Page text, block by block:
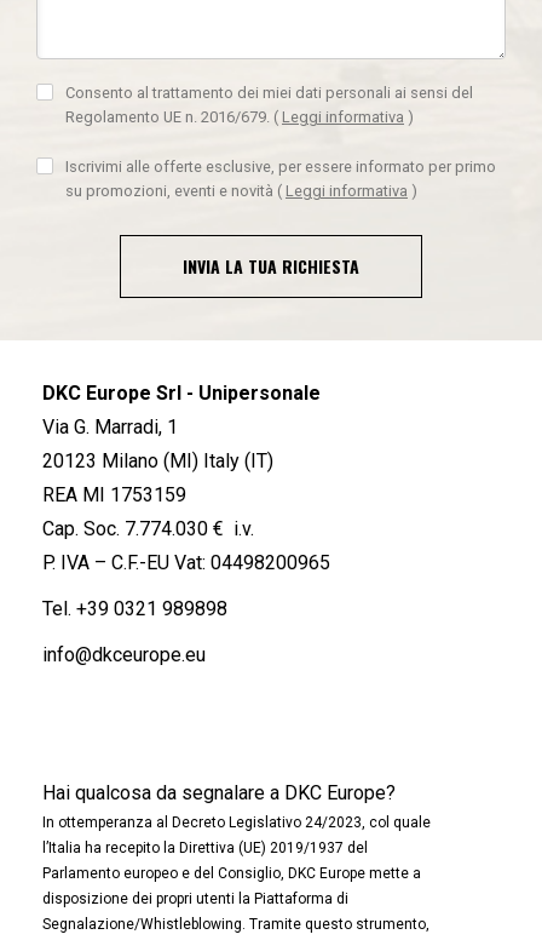
Consento al trattamento dei miei dati personali ai sensi del
Regolamento UE n. 2016/679. ( Leggi informativa )
Iscrivimi alle offerte esclusive, per essere informato per primo
su promozioni, eventi e novità ( Leggi informativa )
INVIA LA TUA RICHIESTA
DKC Europe Srl - Unipersonale
Via G. Marradi, 1
20123 Milano (MI) Italy (IT)
REA MI 1753159
Cap. Soc. 7.774.030 € i.v.
P. IVA – C.F.-EU Vat: 04498200965
Tel. +39 0321 989898
info@dkceurope.eu
Hai qualcosa da segnalare a DKC Europe?
In ottemperanza al Decreto Legislativo 24/2023, col quale
l’Italia ha recepito la Direttiva (UE) 2019/1937 del
Parlamento europeo e del Consiglio, DKC Europe mette a
disposizione dei propri utenti la Piattaforma di
Segnalazione/Whistleblowing. Tramite questo strumento,